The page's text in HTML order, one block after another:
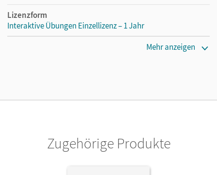
Lizenzform
Interaktive Übungen Einzellizenz – 1 Jahr
einer Laufzeit von einem Jahr
Herausgeber/-in
Mehr anzeigen
Zugehörige Produkte